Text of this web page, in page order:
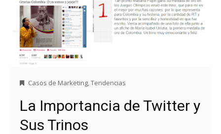
Casos de Marketing,Tendencias
La Importancia de Twitter y
Sus Trinos